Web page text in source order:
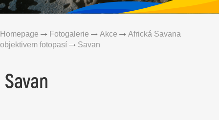
Homepage Fotogalerie Akce
Africká Savana
objektivem fotopasí
Savan
Savan